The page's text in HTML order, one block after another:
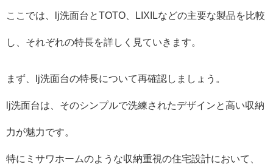
ここでは、lj洗面台とTOTO、LIXILなどの主要な製品を比較
し、それぞれの特長を詳しく見ていきます。
まず、lj洗面台の特長について再確認しましょう。
lj洗面台は、そのシンプルで洗練されたデザインと高い収納
力が魅力です。
特にミサワホームのような収納重視の住宅設計において、